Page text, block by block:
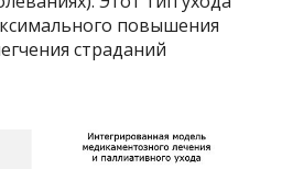
повышения
страданий